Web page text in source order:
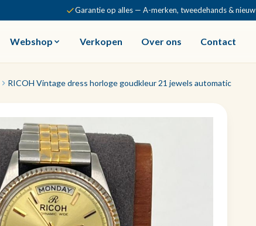
Garantie op alles — A-merken, tweedehands & nieuw
Webshop Verkopen Over ons Contact
RICOH Vintage dress horloge goudkleur 21 jewels automatic